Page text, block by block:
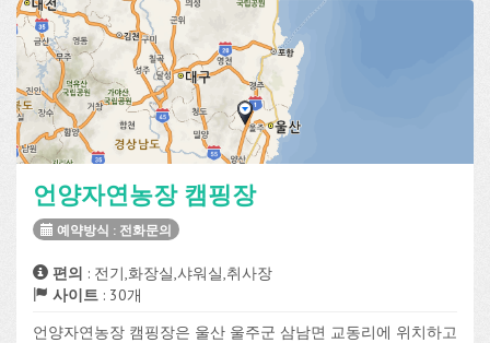
언양자연농장 캠핑장
예약방식 : 전화문의
편의 : 전기,화장실,샤워실,취사장
사이트 : 30개
언양자연농장 캠핑장은 울산 울주군 삼남면 교동리에 위치하고